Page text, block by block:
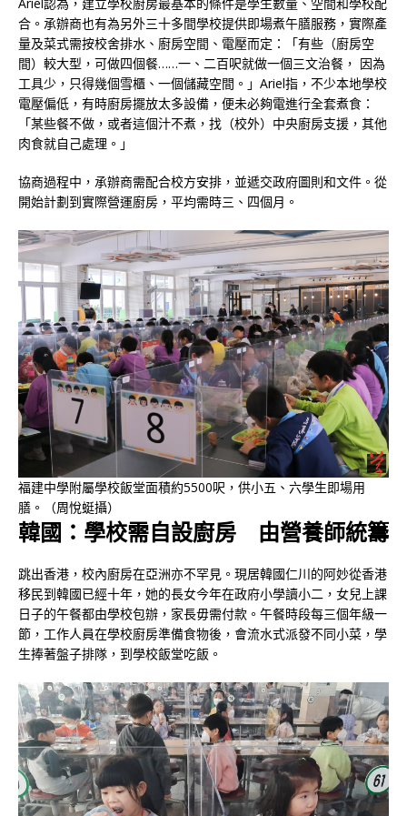
合。承辦商也有為另外三十多間學校提供即場煮午膳服務，實際產
量及菜式需按校舍排水、廚房空間、電壓而定：「有些（廚房空
間）較大型，可做四個餐……一、二百呎就做一個三文治餐， 因為
工具少，只得幾個雪櫃、一個儲藏空間。」Ariel指，不少本地學校
電壓偏低，有時廚房擺放太多設備，便未必夠電進行全套煮食：
「某些餐不做，或者這個汁不煮，找（校外）中央廚房支援，其他
肉食就自己處理。」
協商過程中，承辦商需配合校方安排，並遞交政府圖則和文件。從
開始計劃到實際營運廚房，平均需時三、四個月。
福建中學附屬學校飯堂面積約5500呎，供小五、六學生即場用
膳。（周悅蜓攝）
韓國：學校需自設廚房 由營養師統籌
跳出香港，校內廚房在亞洲亦不罕見。現居韓國仁川的阿妙從香港
移民到韓國已經十年，她的長女今年在政府小學讀小二，女兒上課
日子的午餐都由學校包辦，家長毋需付款。午餐時段每三個年級一
節，工作人員在學校廚房準備食物後，會流水式派發不同小菜，學
生捧著盤子排隊，到學校飯堂吃飯。